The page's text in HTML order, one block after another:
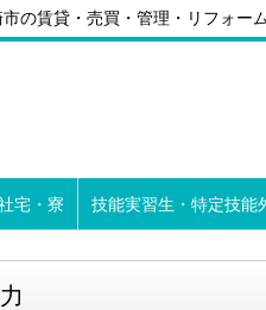
の賃貸・売買・管理・リフォー
宅・寮 技能実習生・特定技能